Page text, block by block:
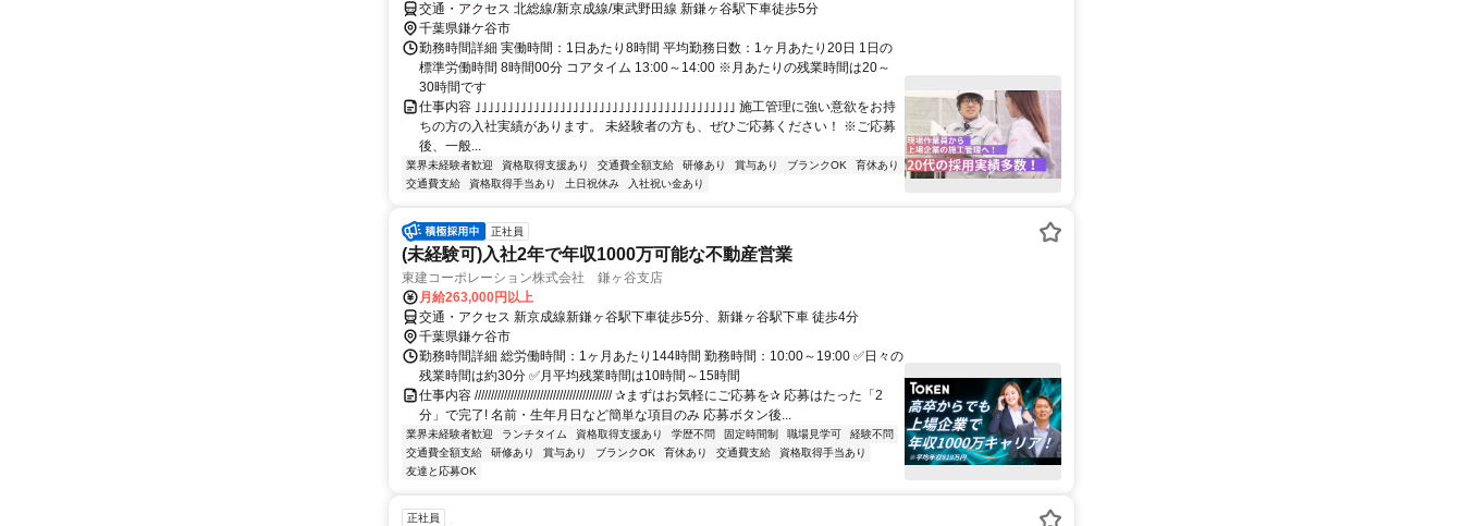
交通・アクセス 北総線/新京成線/東武野田線 新鎌ヶ谷駅下車徒歩5分
千葉県鎌ケ谷市
勤務時間詳細 実働時間：1日あたり8時間 平均勤務日数：1ヶ月あたり20日 1日の
標準労働時間 8時間00分 コアタイム 13:00～14:00 ※月あたりの残業時間は20～
30時間です
仕事内容 ｣｣｣｣｣｣｣｣｣｣｣｣｣｣｣｣｣｣｣｣｣｣｣｣｣｣｣｣｣｣｣｣｣｣｣｣｣｣｣｣ 施工管理に強い意欲をお持
ちの方の入社実績があります。 未経験者の方も、ぜひご応募ください！ ※ご応募
後、一般...
業界未経験者歓迎 資格取得支援あり 交通費全額支給 研修あり 賞与あり ブランクOK
育休あり
交通費支給
資格取得手当あり 土日祝休み 入社祝い金あり
正社員
(未経験可)入社2年で年収1000万可能な不動産営業
東建コーポレーション株式会社 鎌ヶ谷支店
月給263,000円以上
交通・アクセス 新京成線新鎌ヶ谷駅下車徒歩5分、新鎌ヶ谷駅下車 徒歩4分
千葉県鎌ケ谷市
勤務時間詳細 総労働時間：1ヶ月あたり144時間 勤務時間：10:00～19:00 ✅日々の
残業時間は約30分 ✅月平均残業時間は10時間～15時間
仕事内容 ////////////////////////////////////////// ✰まずはお気軽にご応募を✰ 応募はたった「2
分」で完了! 名前・生年月日など簡単な項目のみ 応募ボタン後...
業界未経験者歓迎 ランチタイム 資格取得支援あり 学歴不問 固定時間制 職場見学可
経験不問
交通費全額支給
研修あり 賞与あり ブランクOK 育休あり 交通費支給
資格取得手当あり
友達と応募OK
正社員